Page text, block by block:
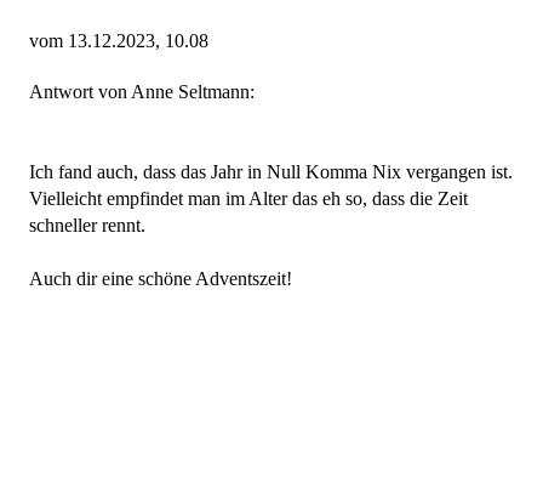
vom 13.12.2023, 10.08
Antwort von Anne Seltmann:
Ich fand auch, dass das Jahr in Null Komma Nix vergangen ist.
Vielleicht empfindet man im Alter das eh so, dass die Zeit
schneller rennt.
Auch dir eine schöne Adventszeit!